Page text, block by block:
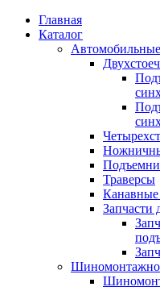
Главная
Каталог
Траверсы
Запчасти